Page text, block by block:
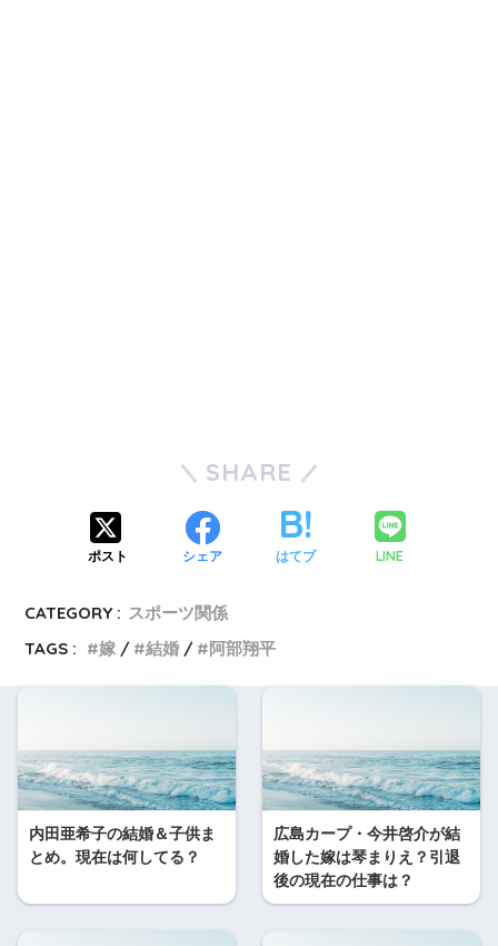
SHARE
ポスト シェア はてブ LINE
CATEGORY : スポーツ関係
TAGS :
嫁 結婚 阿部翔平
内田亜希子の結婚＆子供ま
とめ。現在は何してる？
広島カープ・今井啓介が結
婚した嫁は琴まりえ？引退
後の現在の仕事は？